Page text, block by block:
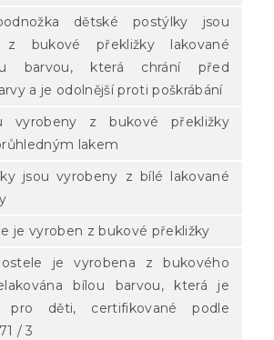
dětské postýlky jsou
z bukové překližky lakované
barvou, která chrání před
a je odolnější proti poškrábání
vyrobeny z bukové překližky
lakem
jsou vyrobeny z bílé lakované
je vyroben z bukové překližky
je vyrobena z bukového
bílou barvou, která je
pro děti, certifikované podle
/ 3